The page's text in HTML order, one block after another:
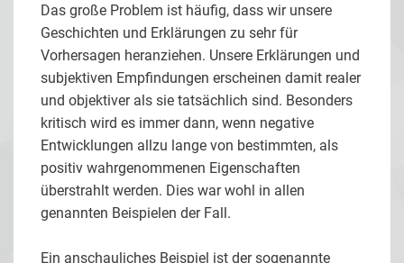
Das große Problem ist häufig, dass wir unsere
Geschichten und Erklärungen zu sehr für
Vorhersagen heranziehen. Unsere Erklärungen und
subjektiven Empfindungen erscheinen damit realer
und objektiver als sie tatsächlich sind. Besonders
kritisch wird es immer dann, wenn negative
Entwicklungen allzu lange von bestimmten, als
positiv wahrgenommenen Eigenschaften
überstrahlt werden. Dies war wohl in allen
genannten Beispielen der Fall.
Ein anschauliches Beispiel ist der sogenannte